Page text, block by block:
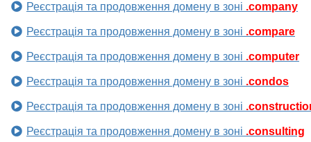
Реєстрація та продовження домену в зоні .company
Реєстрація та продовження домену в зоні .compare
Реєстрація та продовження домену в зоні .computer
Реєстрація та продовження домену в зоні .condos
Реєстрація та продовження домену в зоні
Реєстрація та продовження домену в зоні .consulting